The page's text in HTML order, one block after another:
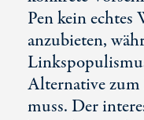
Pen kein
anzubieten,
Alternative
muss. Der